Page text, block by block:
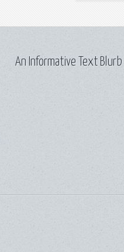
An Informative Text Blurb